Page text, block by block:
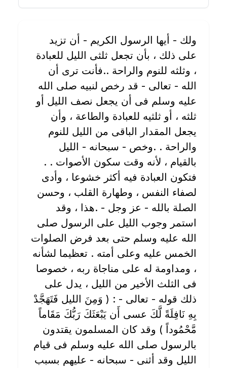
ولك - أيها الرسول الكريم - أن تزيد
على ذلك ، بأن تجعل ثلثى الليل للعبادة
، وثلثه للنوم والراحة ..فأنت ترى أن
الله - تعالى - قد رخص لنبيه صلى الله
عليه وسلم فى أن يجعل نصف الليل أو
ثلثه ، أو ثلثيه للعبادة والطاعة ، وأن
يجعل المقدار الباقى من الليل للنوم
والراحة . .وخص - سبحانه - الليل
بالقيام ، لأنه وقت سكون الأصوات . .
فتكون العبادة فيه أكثر خشوعا ، وأدى
لصفاء النفس ، وطهارة القلب ، وحسن
الصلة بالله - عز وجل - .هذا ، وقد
استمر وجوب الليل على الرسول صلى
الله عليه وسلم حتى بعد فرض الصلوات
الخمس عليه وعلى أمته . تعظيما لشأنه
، ومداومة له على مناجاة ربه ، خصوصا
فى الثلث الأخير من الليل ، يدل على
ذلك قوله - تعالى - : ( وَمِنَ الليل فَتَهَجَّدْ
بِهِ نَافِلَةً لَّكَ عسى أَن يَبْعَثَكَ رَبُّكَ مَقَاماً
مَّحْمُوداً ) وقد كان المسلمون يقتدون
بالرسول صلى الله عليه وسلم فى قيام
الليل وقد أثنى - سبحانه - عليهم بسبب